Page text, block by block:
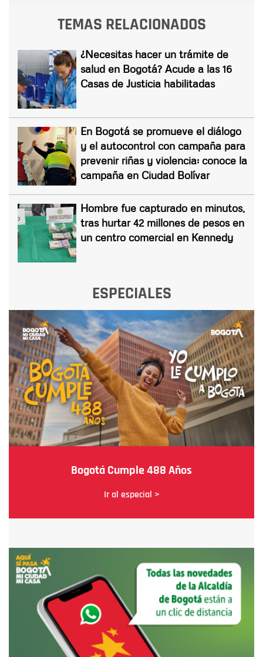
TEMAS RELACIONADOS
¿Necesitas hacer un trámite de
salud en Bogotá? Acude a las 16
Casas de Justicia habilitadas
En Bogotá se promueve el diálogo
y el autocontrol con campaña para
prevenir riñas y violencia: conoce la
campaña en Ciudad Bolívar
Hombre fue capturado en minutos,
tras hurtar 42 millones de pesos en
un centro comercial en Kennedy
ESPECIALES
Bogotá Cumple 488 Años
Ir al especial >